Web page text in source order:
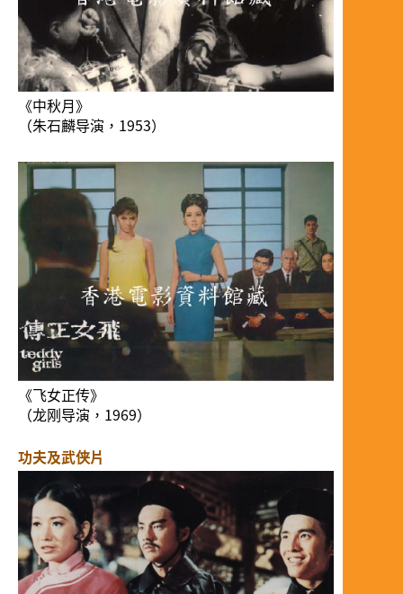
《中秋月》
（朱石麟导演，1953）
《飞女正传》
（龙刚导演，1969）
功夫及武侠片